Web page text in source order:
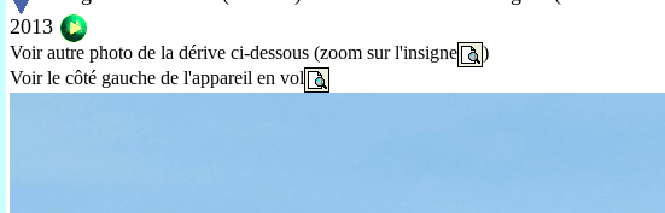
2013
Voir autre photo de la dérive ci-dessous (zoom sur l'insigne
)
Voir le côté gauche de l'appareil en vol